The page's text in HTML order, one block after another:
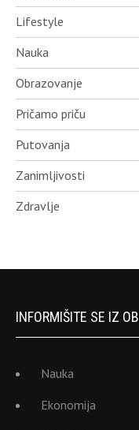
Lifestyle
Nauka
Obrazovanje
Pričamo priču
Putovanja
Zanimljivosti
Zdravlje
INFORMIŠITE SE IZ
Nauka
Ekonomija